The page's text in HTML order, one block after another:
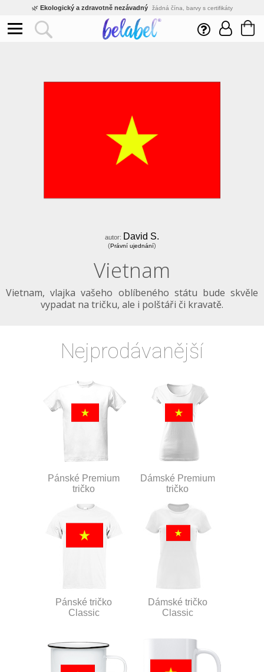
🌿 Ekologický a zdravotně nezávadný žádná čína, barvy s certifikáty
Inovativní výroba vlastní vývoj, nejnovější technologie
Rychlé dodání expedujeme do 24h
Český eshop s tradicí od roku 2010 tisíce spokojených zákazníků
autor: David S.
(Právní ujednání)
Vietnam
Vietnam, vlajka vašeho oblíbeného státu bude skvěle
vypadat na tričku, ale i polštáři či kravatě.
Nejprodávanější
Pánské Premium
tričko
Dámské Premium
tričko
Pánské tričko
Classic
Dámské tričko
Classic